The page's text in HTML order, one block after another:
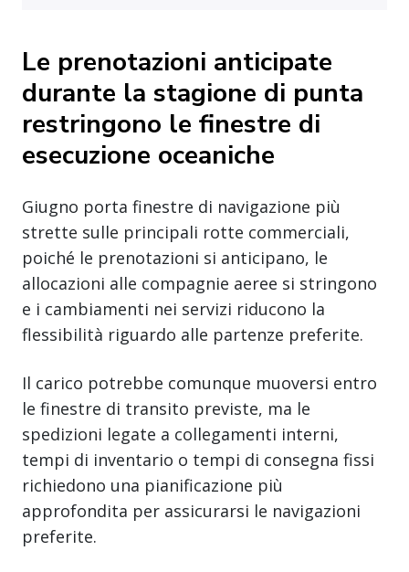
Le prenotazioni anticipate
durante la stagione di punta
restringono le finestre di
esecuzione oceaniche
Giugno porta finestre di navigazione più
strette sulle principali rotte commerciali,
poiché le prenotazioni si anticipano, le
allocazioni alle compagnie aeree si stringono
e i cambiamenti nei servizi riducono la
flessibilità riguardo alle partenze preferite.
Il carico potrebbe comunque muoversi entro
le finestre di transito previste, ma le
spedizioni legate a collegamenti interni,
tempi di inventario o tempi di consegna fissi
richiedono una pianificazione più
approfondita per assicurarsi le navigazioni
preferite.